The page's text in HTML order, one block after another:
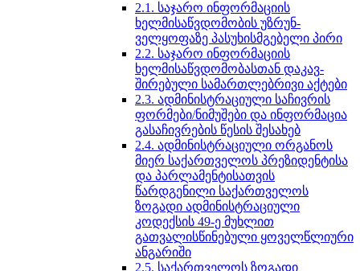
2.1. საჯარო ინფორმაციის
ხელმისაწვდომობის უზრუნ­
ველყოფაზე პასუხისმგებელი პირი
2.2. საჯარო ინფორმაციის
ხელმისაწვდომობასთან დაკავ­
შირებული სამართლებრივი აქტები
2.3. ადმინისტრაციული საჩივრის
ფორმები/ნიმუშები და ინფორმაცია
გასაჩივრების წესის შესახებ
2.4. ადმინისტრაციული ორგანოს
მიერ საქართველოს პრე­ზიდენტისა
და პარლამენტისათვის
წარდგენილი სა­ქარ­თველოს
ზოგადი ადმინისტრაციული
კოდექსის 49-ე მუხლით
გათვალისწინებული ყოველწლიური
ან­გარიში
2.5. საქართველოს ზოგადი